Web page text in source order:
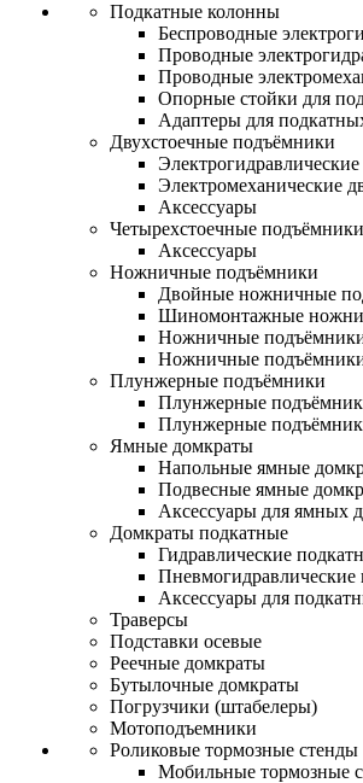
Подкатные колонны
Беспроводные
Проводные
Проводные
Опорные стойки для
Адаптеры для
Двухстоечные подъёмники
Электромеханические
Аксессуары
Четырехстоечные подъёмники
Аксессуары
Ножничные подъёмники
Двойные ножничные
Шиномонтажные
Ножничные
Ножничные подъёмники
Плунжерные подъёмники
Плунжерные
Плунжерные
Ямные домкраты
Напольные ямные
Подвесные ямные
Аксессуары для ямных
Домкраты подкатные
Гидравлические
Аксессуары для
Траверсы
Подставки осевые
Реечные домкраты
Бутылочные домкраты
Погрузчики (штабелеры)
Мотоподъемники
Роликовые тормозные стенды
Мобильные тормозные